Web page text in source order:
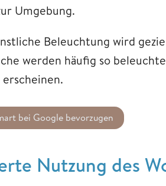
Umgebung.
Beleuchtung wird
werden häufig so
bei Google bevorzugen
Nutzung des